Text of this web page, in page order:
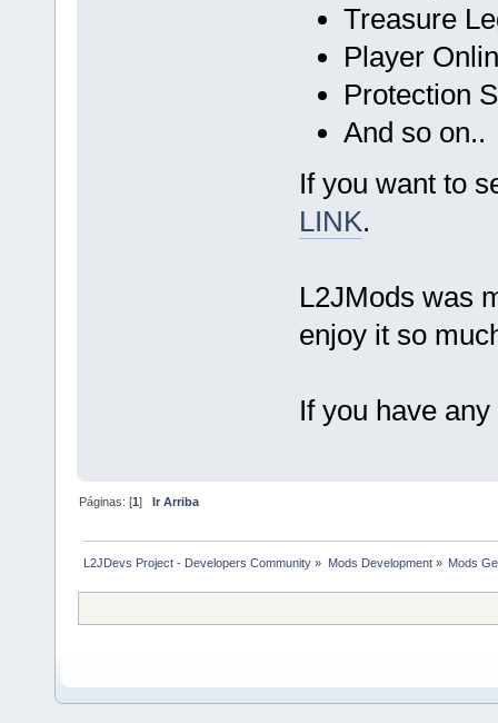
Treasure
Player
Protection
And so on..
If you want to
LINK.
L2JMods was
enjoy it so
If you have
Páginas: [1] Ir Arriba
L2JDevs Project - Developers Community » Mods Development» Mods